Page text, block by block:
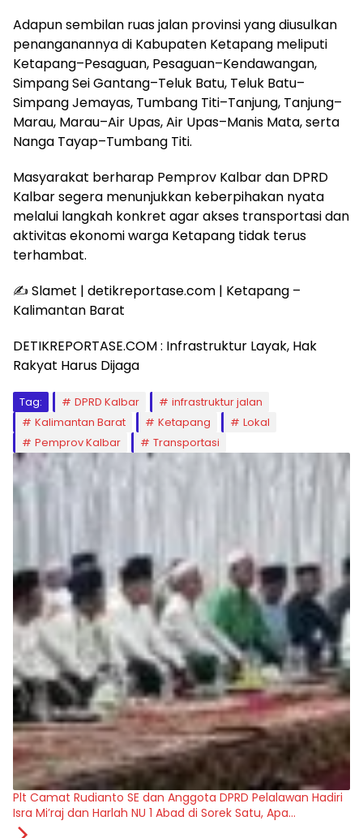
Adapun sembilan ruas jalan provinsi yang diusulkan
penanganannya di Kabupaten Ketapang meliputi
Ketapang–Pesaguan, Pesaguan–Kendawangan,
Simpang Sei Gantang–Teluk Batu, Teluk Batu–
Simpang Jemayas, Tumbang Titi–Tanjung, Tanjung–
Marau, Marau–Air Upas, Air Upas–Manis Mata, serta
Nanga Tayap–Tumbang Titi.
Masyarakat berharap Pemprov Kalbar dan DPRD
Kalbar segera menunjukkan keberpihakan nyata
melalui langkah konkret agar akses transportasi dan
aktivitas ekonomi warga Ketapang tidak terus
terhambat.
✍️ Slamet | detikreportase.com | Ketapang –
Kalimantan Barat
DETIKREPORTASE.COM : Infrastruktur Layak, Hak
Rakyat Harus Dijaga
Tag: DPRD Kalbar
infrastruktur jalan
Kalimantan Barat
Ketapang
Lokal
Pemprov Kalbar
Transportasi
Plt Camat Rudianto SE dan Anggota DPRD Pelalawan Hadiri
Isra Mi’raj dan Harlah NU 1 Abad di Sorek Satu, Apa
Dampaknya bagi Umat?